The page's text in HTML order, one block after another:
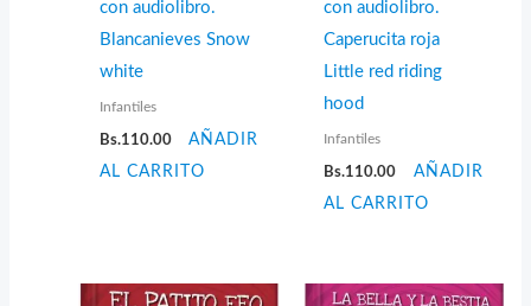
con audiolibro.
Blancanieves Snow
white
Infantiles
Bs.110.00
AÑADIR
AL CARRITO
con audiolibro.
Caperucita roja
Little red riding
hood
Infantiles
Bs.110.00
AÑADIR
AL CARRITO